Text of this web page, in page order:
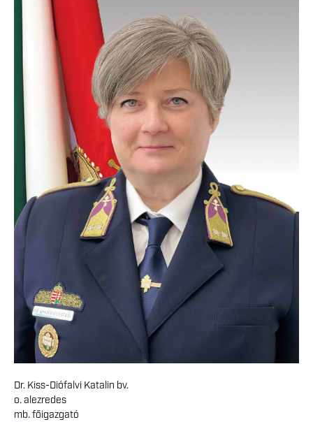
Dr. Kiss-Diófalvi Katalin bv.
o. alezredes
mb. főigazgató